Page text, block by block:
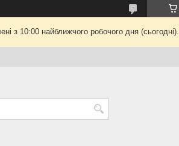
з 10:00 найближчого робочого дня (сьогодні).